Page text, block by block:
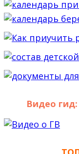
Видео